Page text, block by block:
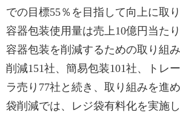
での目標55％を目指して向上に取
容器包装使用量は売上10億円当たり
容器包装を削減するための取り組
削減151社、簡易包装101社、トレ
ラ売り77社と続き、取り組みを進
袋削減では、レジ袋有料化を実施